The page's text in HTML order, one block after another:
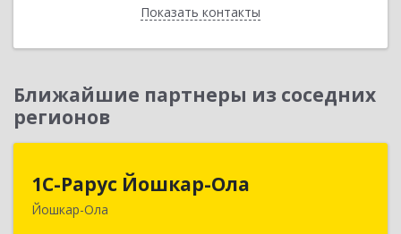
Показать контакты
Назад
Ближайшие партнеры из соседних
регионов
1С-Рарус Йошкар-Ола
Йошкар-Ола
424004, Марий Эл Респ, Йошкар-Ола г, Волкова